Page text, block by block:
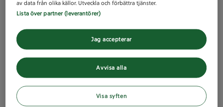
av data från olika källor. Utveckla och förbättra tjänster.
Lista över partner (leverantörer)
Avvisa alla
Jag accepterar
Visa syften